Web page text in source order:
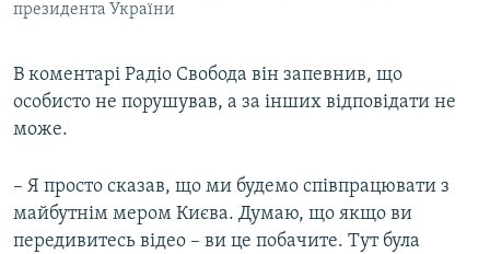
президента України
В коментарі Радіо Свобода він запевнив, що
особисто не порушував, а за інших відповідати не
може.
– Я просто сказав, що ми будемо співпрацювати з
майбутнім мером Києва. Думаю, що якщо ви
передивитесь відео – ви це побачите. Тут була